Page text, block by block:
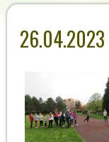
26.04.2023